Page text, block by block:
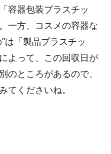
容器包装プラスチッ
一方、コスメの容器な
は「製品プラスチッ
よって、この回収日が
のところがあるので、
てくださいね。